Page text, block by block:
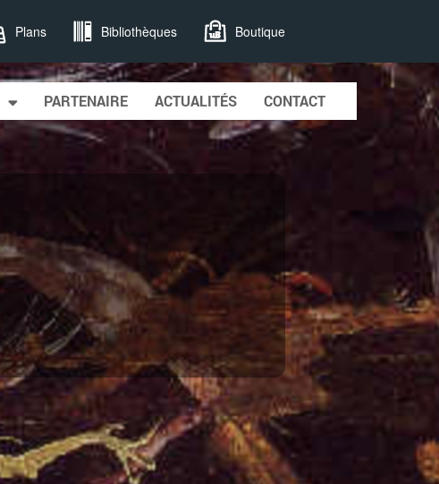
Plans Bibliothèques Boutique
PARTENAIRE ACTUALITÉS CONTACT